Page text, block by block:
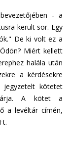
- a
került sor. Egy
De ki volt ez a
Miért kellett
halála után
a kérdésekre
jegyzetelt kötetet
A kötet a
a levéltár címén,